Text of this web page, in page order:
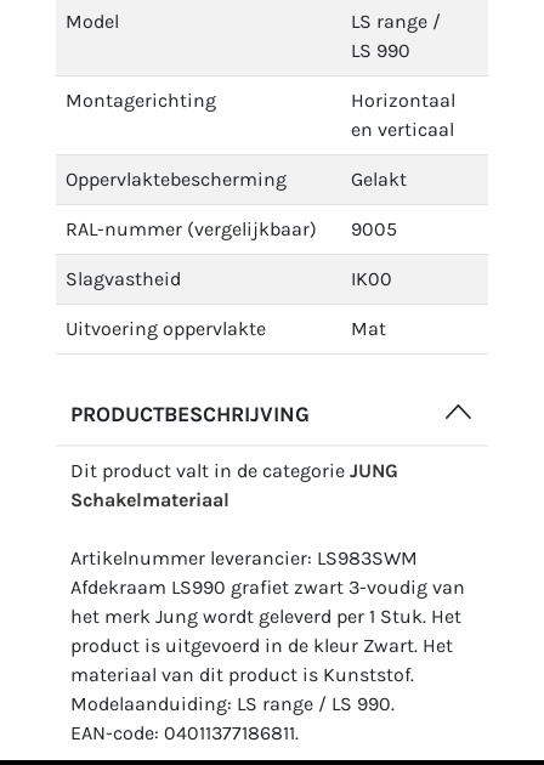
Model
LS range /
LS 990
Montagerichting
Horizontaal
en verticaal
Oppervlaktebescherming Gelakt
RAL-nummer (vergelijkbaar) 9005
Slagvastheid IK00
Uitvoering oppervlakte Mat
PRODUCTBESCHRIJVING
Dit product valt in de categorie JUNG
Schakelmateriaal
Artikelnummer leverancier: LS983SWM
Afdekraam LS990 grafiet zwart 3-voudig van
het merk Jung wordt geleverd per 1 Stuk. Het
product is uitgevoerd in de kleur Zwart. Het
materiaal van dit product is Kunststof.
Modelaanduiding: LS range / LS 990.
EAN-code: 04011377186811.